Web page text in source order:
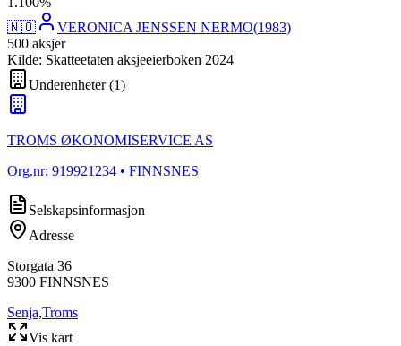
🇳🇴
VERONICA JENSSEN NERMO(1983)
500 aksjer
Kilde: Skatteetaten aksjeeierboken 2024
Underenheter(1)
TROMS ØKONOMISERVICE AS
Org.nr: 919921234 • FINNSNES
Selskapsinformasjon
Adresse
Storgata 36
9300 FINNSNES
Senja,Troms
Vis kart